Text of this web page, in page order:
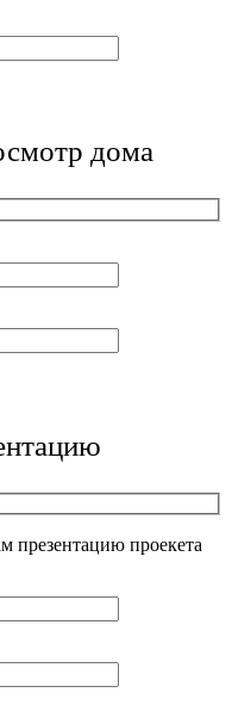
дома
презентацию проекета